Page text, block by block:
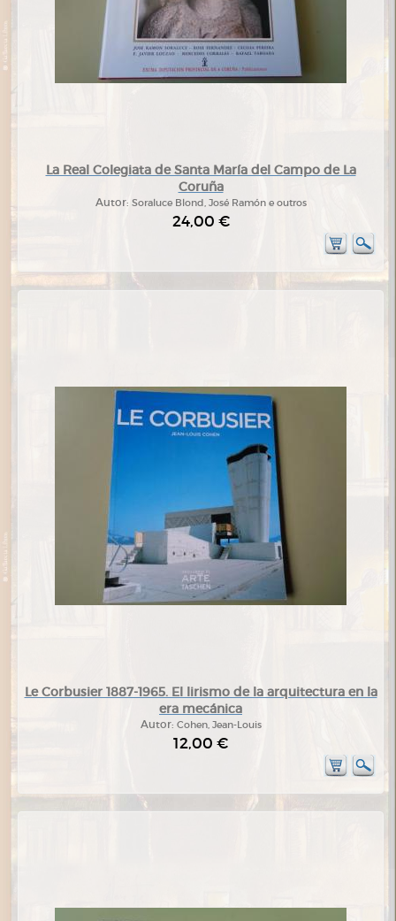
La Real Colegiata de Santa María del Campo de La
Coruña
Autor: Soraluce Blond, José Ramón e outros
24,00 €
Le Corbusier 1887-1965. El lirismo de la arquitectura en la
era mecánica
Autor: Cohen, Jean-Louis
12,00 €